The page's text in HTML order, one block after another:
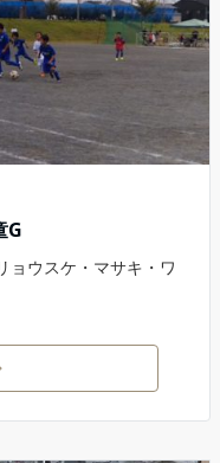
G
ョウスケ・マサキ・ワ